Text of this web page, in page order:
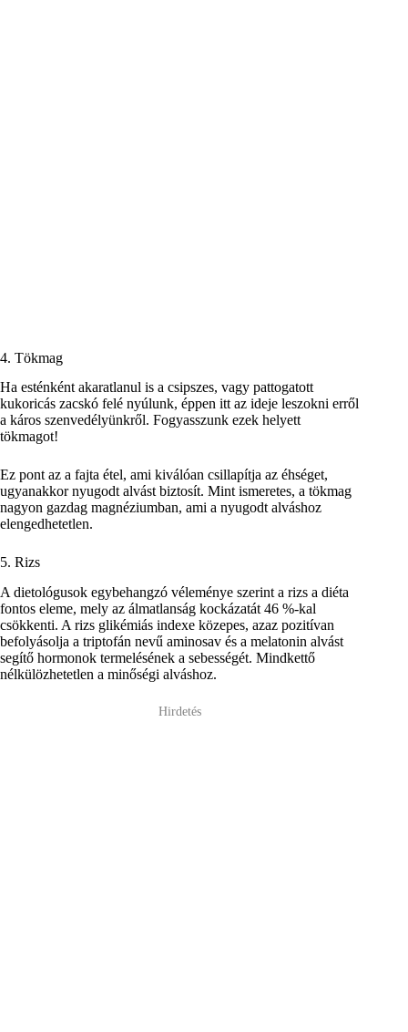
4. Tökmag
Ha esténként akaratlanul is a csipszes, vagy pattogatott
kukoricás zacskó felé nyúlunk, éppen itt az ideje leszokni erről
a káros szenvedélyünkről. Fogyasszunk ezek helyett
tökmagot!
Ez pont az a fajta étel, ami kiválóan csillapítja az éhséget,
ugyanakkor nyugodt alvást biztosít. Mint ismeretes, a tökmag
nagyon gazdag magnéziumban, ami a nyugodt alváshoz
elengedhetetlen.
5. Rizs
A dietológusok egybehangzó véleménye szerint a rizs a diéta
fontos eleme, mely az álmatlanság kockázatát 46 %-kal
csökkenti. A rizs glikémiás indexe közepes, azaz pozitívan
befolyásolja a triptofán nevű aminosav és a melatonin alvást
segítő hormonok termelésének a sebességét. Mindkettő
nélkülözhetetlen a minőségi alváshoz.
Hirdetés